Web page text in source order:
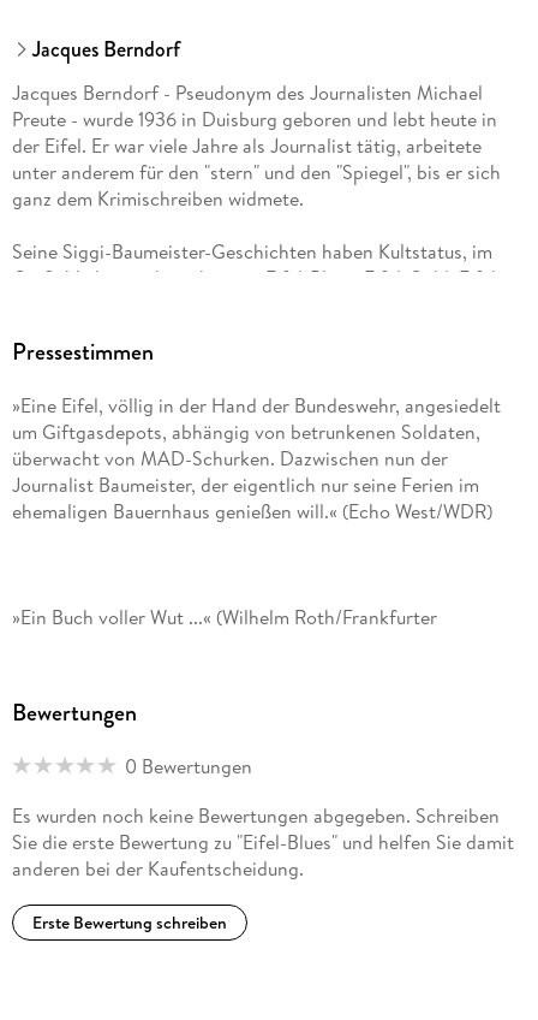
Jacques Berndorf
Jacques Berndorf - Pseudonym des Journalisten Michael
Preute - wurde 1936 in Duisburg geboren und lebt heute in
der Eifel. Er war viele Jahre als Journalist tätig, arbeitete
unter anderem für den "stern" und den "Spiegel", bis er sich
ganz dem Krimischreiben widmete.
Seine Siggi-Baumeister-Geschichten haben Kultstatus, im
Grafit Verlag sind erschienen: Eifel-Blues, Eifel-Gold, Eifel-
Eifel-Kreuz.
Außerdem lieferbar: Die Raffkes und Der Kurier (beides
Politthriller).
Pressestimmen
»Eine Eifel, völlig in der Hand der Bundeswehr, angesiedelt
um Giftgasdepots, abhängig von betrunkenen Soldaten,
überwacht von MAD-Schurken. Dazwischen nun der
Journalist Baumeister, der eigentlich nur seine Ferien im
ehemaligen Bauernhaus genießen will.« (Echo West/WDR)
»Ein Buch voller Wut ...« (Wilhelm Roth/Frankfurter
Eifelkolorit.« (SWF)
Bewertungen
0 Bewertungen
Es wurden noch keine Bewertungen abgegeben. Schreiben
Sie die erste Bewertung zu "Eifel-Blues" und helfen Sie damit
anderen bei der Kaufentscheidung.
Erste Bewertung schreiben